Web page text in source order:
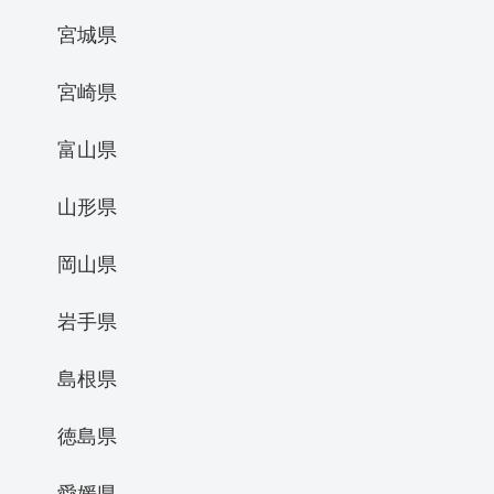
宮城県
宮崎県
富山県
山形県
岡山県
岩手県
島根県
徳島県